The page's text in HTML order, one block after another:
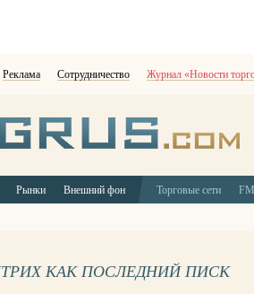
Реклама Сотрудничество Журнал «Новости
Рынки Внешний фон Торговые сети
КАК ПОСЛЕДНИЙ ПИСК